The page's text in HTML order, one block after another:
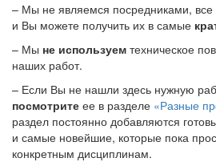
– Мы не являемся посредниками, все
и Вы можете получить их в самые
– Мы не используем техническое
наших работ.
– Если Вы не нашли здесь нужную
посмотрите ее в разделе «Разные
раздел постоянно добавляются
и самые новейшие, которые пока
конкретным дисциплинам.